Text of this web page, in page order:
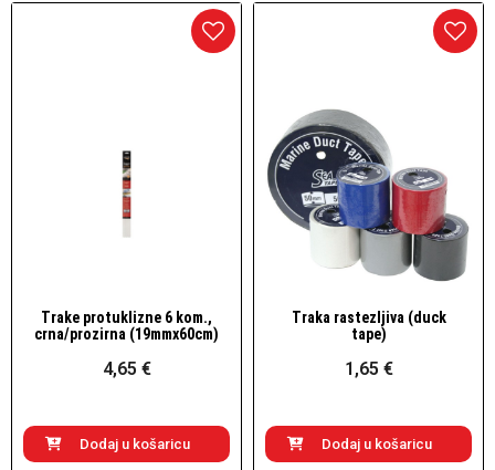
Brzi pogled
Trake protuklizne 6 kom.,
crna/prozirna (19mmx60cm)
4,65 €
Dodaj u košaricu
Brzi pogled
Traka rastezljiva (duck
tape)
1,65 €
Dodaj u košaricu